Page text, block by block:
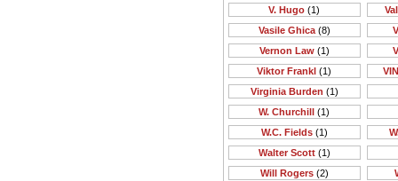
V. Hugo (1)
Vasile Ghica(8)
Vernon Law(1)
Viktor Frankl (1)
Virginia Burden (1)
W. Churchill (1)
W.C. Fields(1)
Walter Scott(1)
Will Rogers(2)